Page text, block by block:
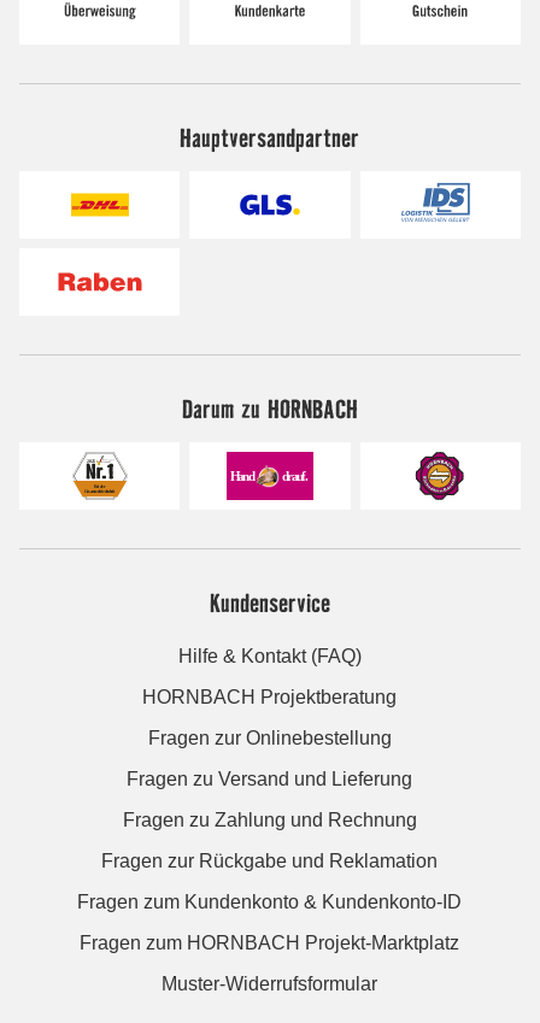
Hauptversandpartner
Darum zu HORNBACH
Kundenservice
Hilfe & Kontakt (FAQ)
HORNBACH Projektberatung
Fragen zur Onlinebestellung
Fragen zu Versand und Lieferung
Fragen zu Zahlung und Rechnung
Fragen zur Rückgabe und Reklamation
Fragen zum Kundenkonto & Kundenkonto-ID
Fragen zum HORNBACH Projekt-Marktplatz
Muster-Widerrufsformular